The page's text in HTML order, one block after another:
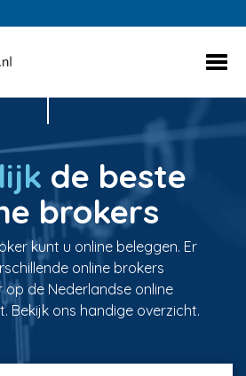
de beste
brokers
kunt u online beleggen. Er
online brokers
op de Nederlandse online
Bekijk ons handige overzicht.